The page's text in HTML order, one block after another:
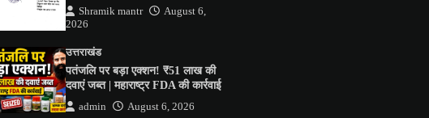
Shramik mantr
August 6,
2026
उत्तराखंड
पतंजलि पर बड़ा एक्शन! ₹51 लाख की
दवाएं जब्त | महाराष्ट्र FDA की कार्रवाई
admin August 6, 2026